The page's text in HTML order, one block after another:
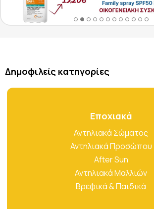
Δημοφιλείς κατηγορίες
Εποχιακά
Αντηλιακά Σώματος
Αντηλιακά Προσώπου
After Sun
Αντηλιακά Μαλλιών
Βρεφικά & Παιδικά